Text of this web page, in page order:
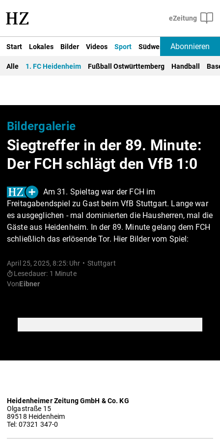
Start Lokales Bilder Videos Sport Südwest Deutschland
Abonnieren
Alle 1. FC Heidenheim Fußball Ostwürttemberg Handball
Bildergalerie
Siegtreffer in der 89. Minute:
Der FCH schlägt den VfB 1:0
Am 31. Spieltag war der FCH im
Freitagabendspiel zu Gast beim VfB Stuttgart. Lange war
es ausgeglichen - mal dominierten die Hausherren, mal die
Gäste aus Heidenheim. In der 89. Minute gelang dem FCH
schließlich das erlösende Tor. Hier Bilder vom Spiel:
April 25, 2025, 8:25: Uhr
Stuttgart
Lesedauer: 1 Minute
VonEibner
Heidenheimer Zeitung GmbH & Co. KG
Olgastraße 15
89518 Heidenheim
Tel: 07321 347-0